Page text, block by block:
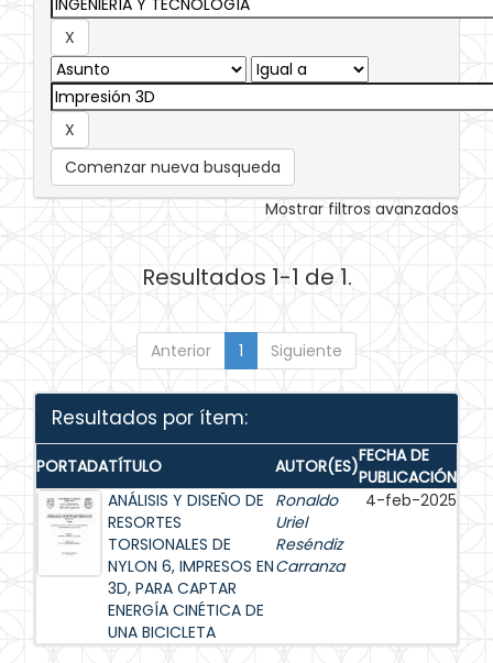
Comenzar nueva busqueda
Mostrar filtros avanzados
Resultados 1-1 de 1.
Anterior 1 Siguiente
Resultados por ítem:
PORTADATÍTULO AUTOR(ES)FECHA DE
PUBLICACIÓN
ANÁLISIS Y DISEÑO DE
RESORTES
TORSIONALES DE
NYLON 6, IMPRESOS EN
3D, PARA CAPTAR
ENERGÍA CINÉTICA DE
UNA BICICLETA
Ronaldo
Uriel
Reséndiz
Carranza
4-feb-2025